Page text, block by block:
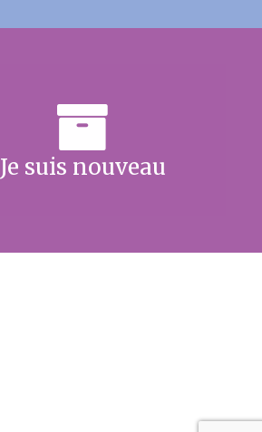
Je suis nouveau